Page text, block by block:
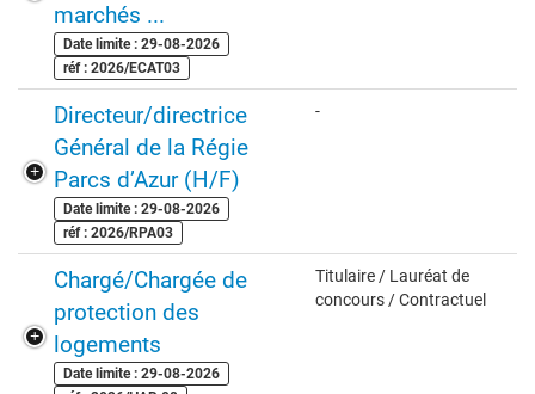
marchés ...
Date limite : 29-08-2026
réf : 2026/ECAT03
Directeur/directrice
Général de la Régie
Parcs d’Azur (H/F)
Date limite : 29-08-2026
réf : 2026/RPA03
-
Chargé/Chargée de
protection des
logements
Date limite : 29-08-2026
Titulaire / Lauréat de
concours / Contractuel